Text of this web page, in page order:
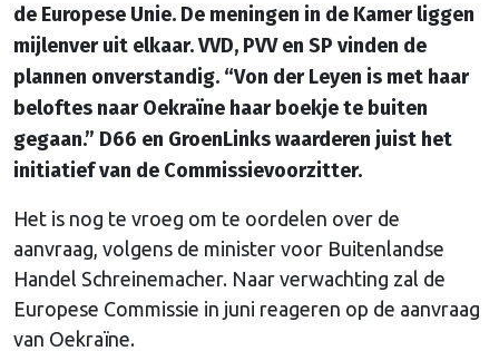
de Europese Unie. De meningen in de Kamer liggen
mijlenver uit elkaar. VVD, PVV en SP vinden de
plannen onverstandig. “Von der Leyen is met haar
beloftes naar Oekraïne haar boekje te buiten
gegaan.” D66 en GroenLinks waarderen juist het
initiatief van de Commissievoorzitter.
Het is nog te vroeg om te oordelen over de
aanvraag, volgens de minister voor Buitenlandse
Handel Schreinemacher. Naar verwachting zal de
Europese Commissie in juni reageren op de aanvraag
van Oekraïne.